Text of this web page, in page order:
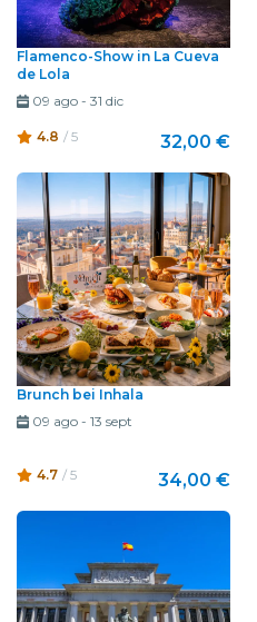
Flamenco-Show in La Cueva
de Lola
09 ago- 31 dic
4.8 / 5 32,00 €
Brunch bei Inhala
09 ago- 13 sept
4.7 / 5 34,00 €